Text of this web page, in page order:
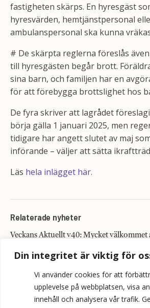
Din integritet är viktig för
Vi använder cookies för att
upplevelse på webbplatsen, visa
innehåll och analysera vår trafik.
fastigheten skärps. En hyresgäst
hyresvärden, hemtjänstpersonal
ambulanspersonal ska kunna
# De skärpta reglerna föreslås
till hyresgästen begår brott.
sina barn, och familjen har en
för att förebygga brottslighet hos
De fyra skriver att lagrådet
börja gälla 1 januari 2025, men
tidigare har angett slutet av maj
införande – väljer att sätta
Läs hela inlägget här.
Relaterade nyheter
Veckans Aktuellt v40: Mycket välkommet
Inte en dag för tidigt för en